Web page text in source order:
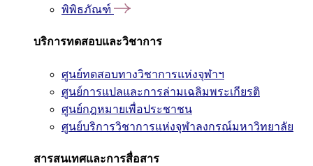
พิพิธภัณฑ์
บริการทดสอบและวิชาการ
ศูนย์ทดสอบทางวิชาการแห่งจุฬาฯ
ศูนย์การแปลและการล่ามเฉลิมพระเกียรติ
ศูนย์กฎหมายเพื่อประชาชน
ศูนย์บริการวิชาการแห่งจุฬาลงกรณ์มหาวิทยาลัย
สารสนเทศและการสื่อสาร